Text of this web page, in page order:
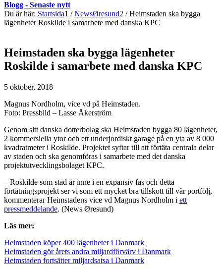
Blogg - Senaste nytt
Du är här: Startsida1 / NewsØresund2 / Heimstaden ska bygga
lägenheter Roskilde i samarbete med danska KPC
Heimstaden ska bygga lägenheter
Roskilde i samarbete med danska KPC
5 oktober, 2018
Magnus Nordholm, vice vd på Heimstaden.
Foto: Pressbild – Lasse Åkerström
Genom sitt danska dotterbolag ska Heimstaden bygga 80 lägenheter,
2 kommersiella ytor och ett underjordiskt garage på en yta av 8 000
kvadratmeter i Roskilde. Projektet syftar till att förtäta centrala delar
av staden och ska genomföras i samarbete med det danska
projektutvecklingsbolaget KPC.
– Roskilde som stad är inne i en expansiv fas och detta
förtätningsprojekt ser vi som ett mycket bra tillskott till vår portfölj,
kommenterar Heimstadens vice vd Magnus Nordholm i ett
pressmeddelande. (News Øresund)
Läs mer:
Heimstaden köper 400 lägenheter i Danmark
Heimstaden gör årets andra miljardförvärv i Danmark
Heimstaden fortsätter miljardsatsa i Danmark